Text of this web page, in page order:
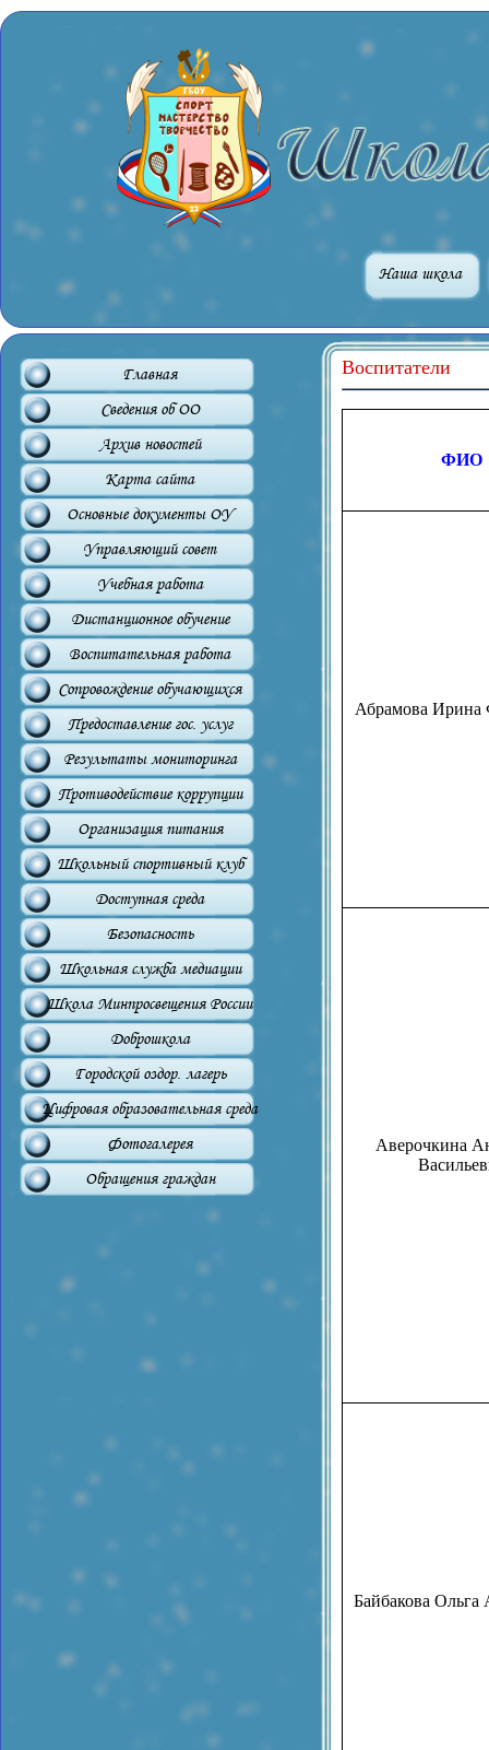
Наша школа
Главная
Сведения об ОО
Архив новостей
Карта сайта
Основные документы ОУ
Управляющий совет
Учебная работа
Дистанционное обучение
Воспитательная работа
Сопровождение обучающихся
Предоставление гос. услуг
Результаты мониторинга
Противодействие коррупции
Организация питания
Школьный спортивный клуб
Доступная среда
Безопасность
Школьная служба медиации
Школа Минпросвещения России
Доброшкола
Городской оздор. лагерь
Цифровая образовательная среда
Фотогалерея
Обращения граждан
Воспитатели
ФИО
Абрамова Ирина
Аверочкина
Байбакова Ольга